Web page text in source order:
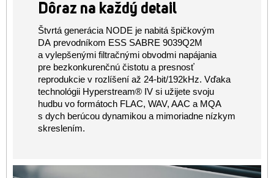
Dôraz na každý detail
Štvrtá generácia NODE je nabitá špičkovým
DA prevodníkom ESS SABRE 9039Q2M
a vylepšenými filtračnými obvodmi napájania
pre bezkonkurenčnú čistotu a presnosť
reprodukcie v rozlíšení až 24-bit/192kHz. Vďaka
technológii Hyperstream® IV si užijete svoju
hudbu vo formátoch FLAC, WAV, AAC a MQA
s dych berúcou dynamikou a mimoriadne nízkym
skreslením.